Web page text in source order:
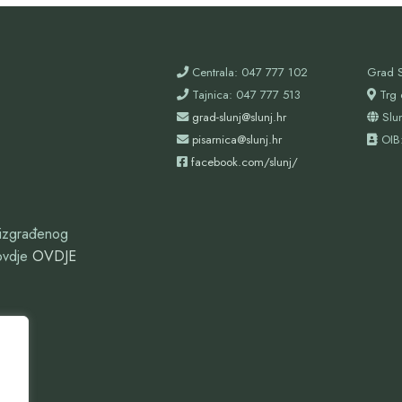
OVDJE
Centrala: 047 777 102
Tajnica: 047 777 513
grad-slunj@slunj.hr
pisarnica@slunj.hr
facebook.com/slunj/
Grad
Trg